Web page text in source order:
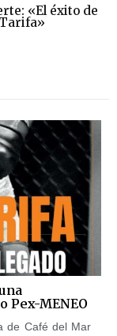
«El éxito de
Pex-MENEO
de Café del Mar